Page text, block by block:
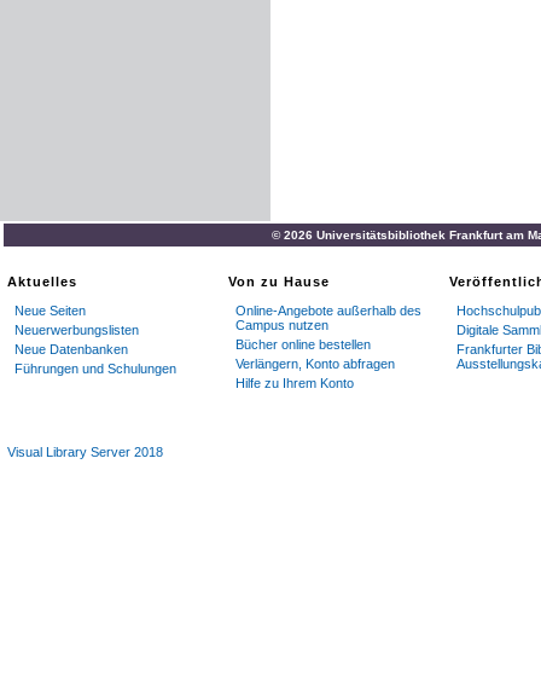
© 2026 Universitätsbibliothek Frankfurt am
Aktuelles
Neue Seiten
Neuerwerbungslisten
Neue Datenbanken
Führungen und Schulungen
Von zu Hause
Online-Angebote außerhalb des
Campus nutzen
Bücher online bestellen
Verlängern, Konto abfragen
Hilfe zu Ihrem Konto
Digitale
Frankfurter
Visual Library Server 2018